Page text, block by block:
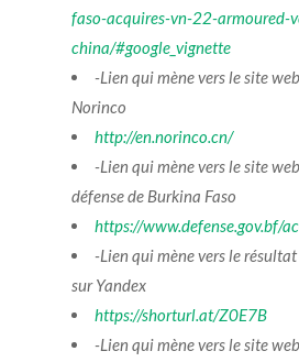
faso-acquires-vn-22-armoured-
china/#google_vignette
-Lien qui mène vers le site
Norinco
http://en.norinco.cn/
-Lien qui mène vers le site
défense de Burkina Faso
https://www.defense.gov.bf/
-Lien qui mène vers le
sur Yandex
https://shorturl.at/Z0E7B
-Lien qui mène vers le site